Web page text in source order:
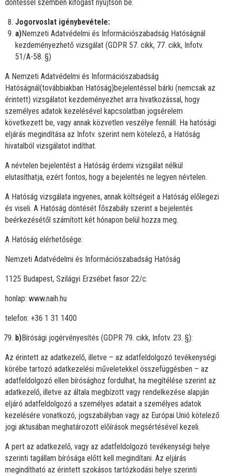
döntéssel szemben kifogást nyújtson be.
Jogorvoslat igénybevétele:
a)Nemzeti Adatvédelmi és Információszabadság Hatóságnál
kezdeményezhető vizsgálat (GDPR 57. cikk, 77. cikk, Infotv.
51/A-58. §)
A Nemzeti Adatvédelmi és Információszabadság
Hatóságnál(továbbiakban Hatóság)bejelentéssel bárki (nemcsak az
érintett) vizsgálatot kezdeményezhet arra hivatkozással, hogy
személyes adatok kezelésével kapcsolatban jogsérelem
következett be, vagy annak közvetlen veszélye fennáll. Ha hatósági
eljárás megindítása az Infotv. szerint nem kötelező, a Hatóság
hivatalból vizsgálatot indíthat.
A névtelen bejelentést a Hatóság érdemi vizsgálat nélkül
elutasíthatja, ezért fontos, hogy a bejelentés ne legyen névtelen.
A Hatóság vizsgálata ingyenes, annak költségeit a Hatóság előlegezi
és viseli. A Hatóság döntését főszabály szerint a bejelentés
beérkezésétől számított két hónapon belül hozza meg.
A Hatóság elérhetősége:
Nemzeti Adatvédelmi és Információszabadság Hatóság
1125 Budapest, Szilágyi Erzsébet fasor 22/c.
honlap: www.naih.hu
telefon: +36 1 31 1400
b)Bírósági jogérvényesítés (GDPR 79. cikk, Infotv. 23. §):
Az érintett az adatkezelő, illetve – az adatfeldolgozó tevékenységi
körébe tartozó adatkezelési műveletekkel összefüggésben – az
adatfeldolgozó ellen bírósághoz fordulhat, ha megítélése szerint az
adatkezelő, illetve az általa megbízott vagy rendelkezése alapján
eljáró adatfeldolgozó a személyes adatait a személyes adatok
kezelésére vonatkozó, jogszabályban vagy az Európai Unió kötelező
jogi aktusában meghatározott előírások megsértésével kezeli.
A pert az adatkezelő, vagy az adatfeldolgozó tevékenységi helye
szerinti tagállam bírósága előtt kell megindítani. Az eljárás
megindítható az érintett szokásos tartózkodási helye szerinti